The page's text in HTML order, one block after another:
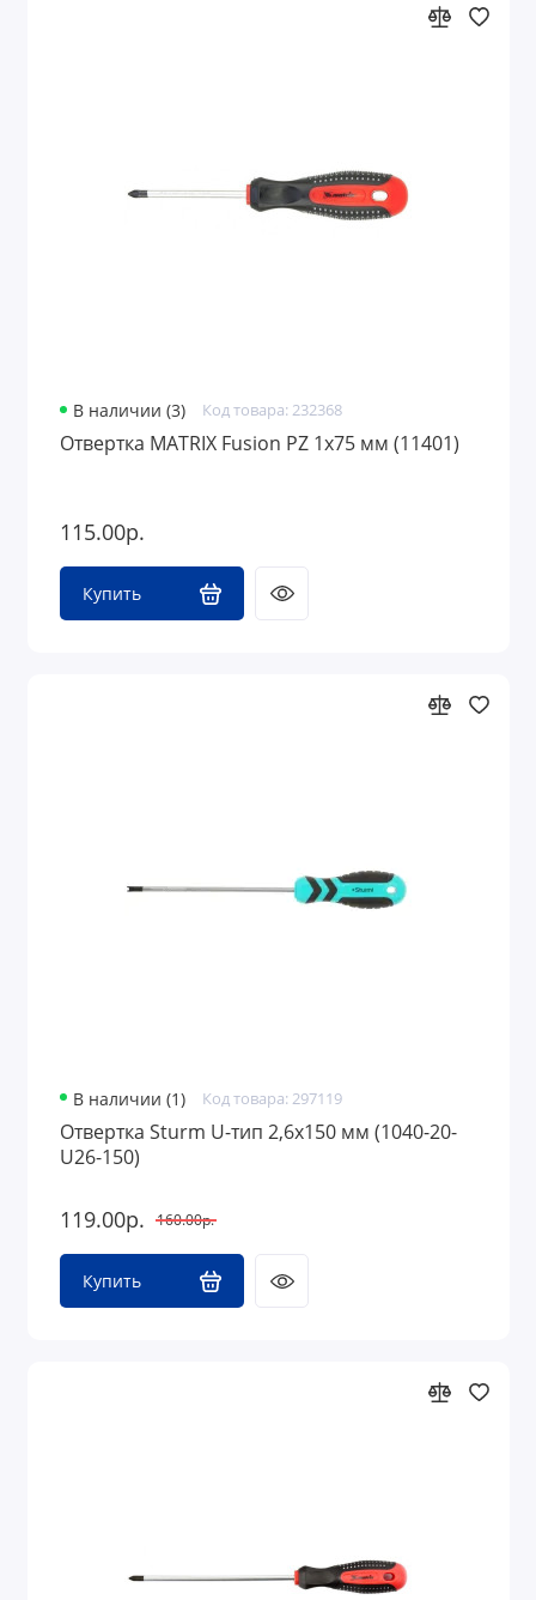
В наличии (3) Код товара: 232368
Отвертка MATRIX Fusion PZ 1x75 мм (11401)
115.00р.
Купить
В наличии (1) Код товара: 297119
Отвертка Sturm U-тип 2,6х150 мм (1040-20-
U26-150)
119.00р. 160.00р.
Купить